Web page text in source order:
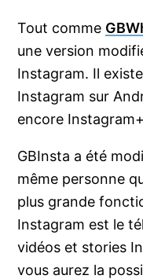
Tout comme
une version
Instagram. Il
Instagram sur
encore
GBInsta a été
même personne
plus grande
Instagram est le
vidéos et stories
vous aurez la